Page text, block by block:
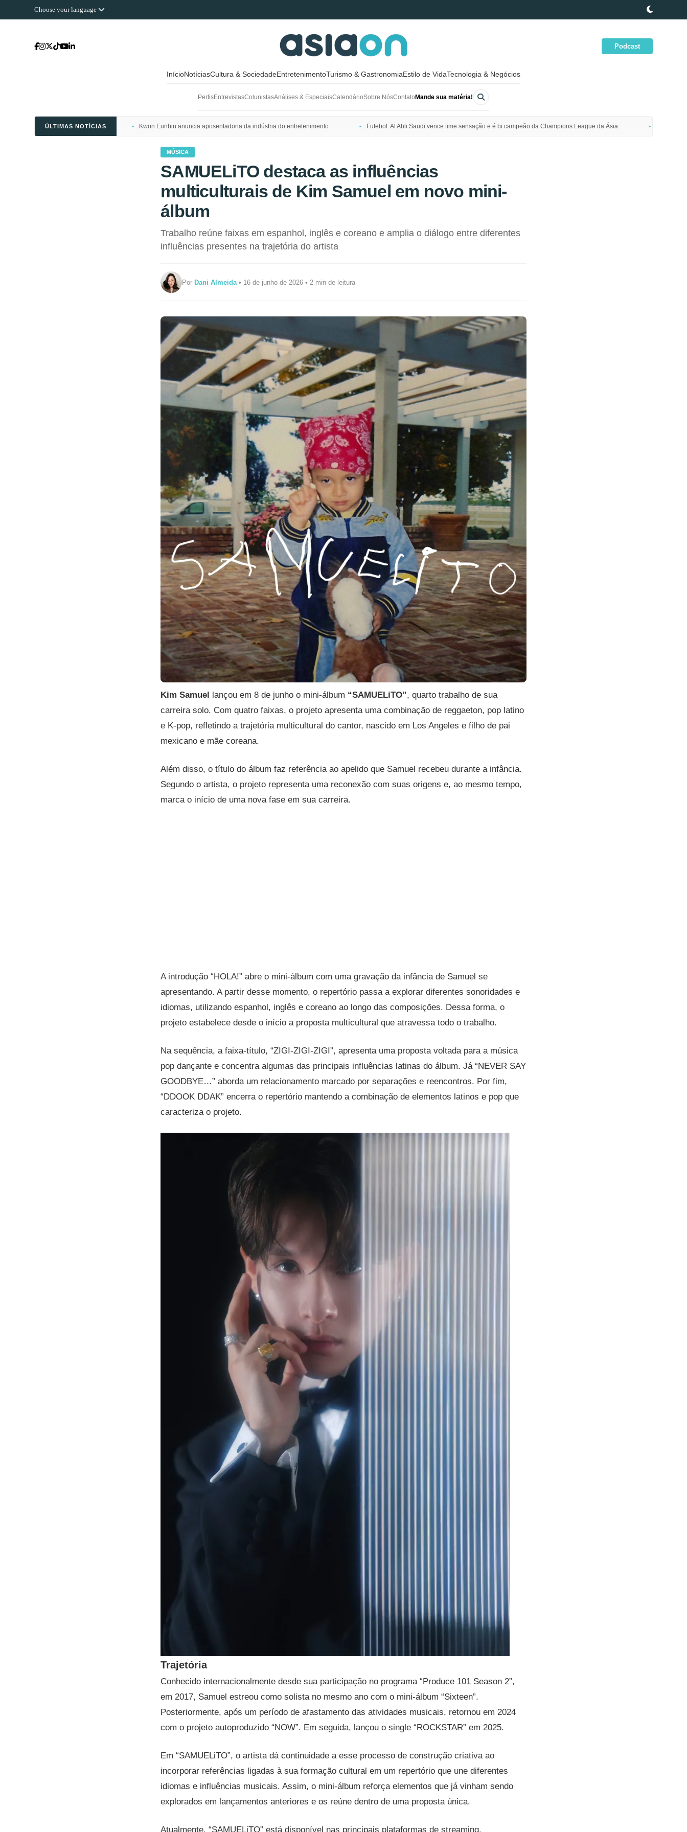
Choose your language
Podcast
InícioNotíciasCultura & SociedadeEntretenimentoTurismo & GastronomiaEstilo de VidaTecnologia & Negócios
PerfisEntrevistasColunistasAnálises & EspeciaisCalendárioSobre NósContato Mande sua matéria!
ÚLTIMAS NOTÍCIAS Kwon Eunbin anuncia aposentadoria da indústria do entretenimento Futebol: Al Ahli Saudi vence time sensação e é bi campeão da Champions League da Ásia
MÚSICA
SAMUELiTO destaca as influências
multiculturais de Kim Samuel em novo mini-
álbum
Trabalho reúne faixas em espanhol, inglês e coreano e amplia o diálogo entre diferentes
influências presentes na trajetória do artista
PorDani Almeida • 16 de junho de 2026 • 2 min de leitura
Kim Samuel lançou em 8 de junho o mini-álbum “SAMUELiTO”, quarto trabalho de sua
carreira solo. Com quatro faixas, o projeto apresenta uma combinação de reggaeton, pop latino
e K-pop, refletindo a trajetória multicultural do cantor, nascido em Los Angeles e filho de pai
mexicano e mãe coreana.
Além disso, o título do álbum faz referência ao apelido que Samuel recebeu durante a infância.
Segundo o artista, o projeto representa uma reconexão com suas origens e, ao mesmo tempo,
marca o início de uma nova fase em sua carreira.
A introdução “HOLA!” abre o mini-álbum com uma gravação da infância de Samuel se
apresentando. A partir desse momento, o repertório passa a explorar diferentes sonoridades e
idiomas, utilizando espanhol, inglês e coreano ao longo das composições. Dessa forma, o
projeto estabelece desde o início a proposta multicultural que atravessa todo o trabalho.
Na sequência, a faixa-título, “ZIGI-ZIGI-ZIGI”, apresenta uma proposta voltada para a música
pop dançante e concentra algumas das principais influências latinas do álbum. Já “NEVER SAY
GOODBYE…” aborda um relacionamento marcado por separações e reencontros. Por fim,
“DDOOK DDAK” encerra o repertório mantendo a combinação de elementos latinos e pop que
caracteriza o projeto.
Trajetória
Conhecido internacionalmente desde sua participação no programa “Produce 101 Season 2”,
em 2017, Samuel estreou como solista no mesmo ano com o mini-álbum “Sixteen”.
Posteriormente, após um período de afastamento das atividades musicais, retornou em 2024
com o projeto autoproduzido “NOW”. Em seguida, lançou o single “ROCKSTAR” em 2025.
Em “SAMUELiTO”, o artista dá continuidade a esse processo de construção criativa ao
incorporar referências ligadas à sua formação cultural em um repertório que une diferentes
idiomas e influências musicais. Assim, o mini-álbum reforça elementos que já vinham sendo
explorados em lançamentos anteriores e os reúne dentro de uma proposta única.
Atualmente, “SAMUELiTO” está disponível nas principais plataformas de streaming.